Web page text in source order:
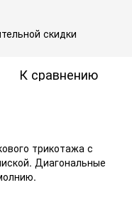
скидки
К сравнению
трикотажа с
Диагональные